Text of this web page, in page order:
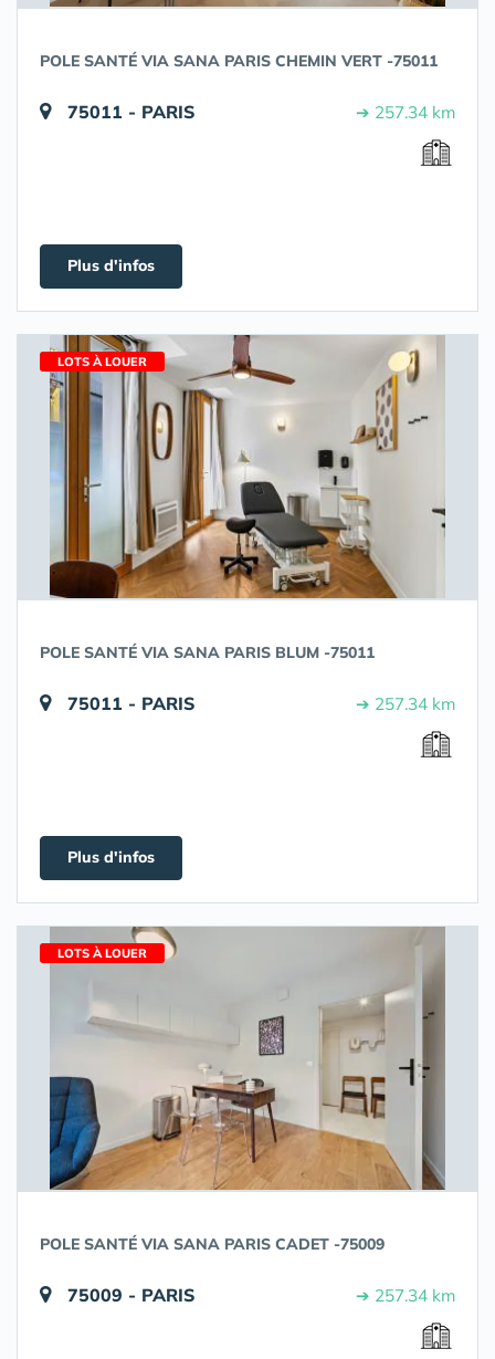
POLE SANTÉ VIA SANA PARIS CHEMIN VERT -75011
75011 - PARIS ➔ 257.34 km
Plus d'infos
LOTS À LOUER
POLE SANTÉ VIA SANA PARIS BLUM -75011
75011 - PARIS ➔ 257.34 km
Plus d'infos
LOTS À LOUER
POLE SANTÉ VIA SANA PARIS CADET -75009
75009 - PARIS ➔ 257.34 km